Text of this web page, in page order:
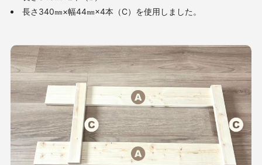
長さ340㎜×幅44㎜×4本（C）を使用しました。